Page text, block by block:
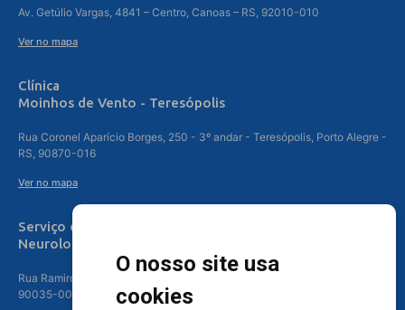
O nosso site usa
cookies
Av. Getúlio Vargas, 4841 – Centro, Canoas – RS, 92010-010
Ver no mapa
Clínica
Moinhos de Vento - Teresópolis
Rua Coronel Aparício Borges, 250 - 3º andar - Teresópolis, Porto Alegre -
RS, 90870-016
Ver no mapa
Serviço de
Neurologia
Rua Ramiro Barcelos, 630 – 5º andar – Floresta, Porto Alegre – RS,
90035-001